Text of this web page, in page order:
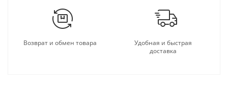
Возврат и обмен товара
Удобная и быстрая
доставка